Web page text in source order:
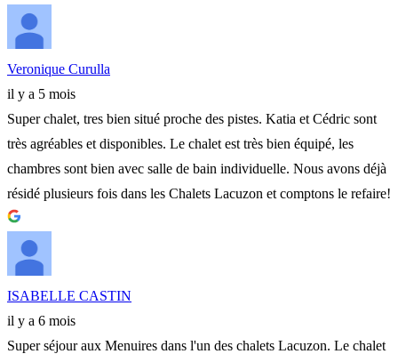
Veronique Curulla
il y a 5 mois
Super chalet, tres bien situé proche des pistes. Katia et Cédric sont
très agréables et disponibles. Le chalet est très bien équipé, les
chambres sont bien avec salle de bain individuelle. Nous avons déjà
résidé plusieurs fois dans les Chalets Lacuzon et comptons le refaire!
ISABELLE CASTIN
il y a 6 mois
Super séjour aux Menuires dans l'un des chalets Lacuzon. Le chalet